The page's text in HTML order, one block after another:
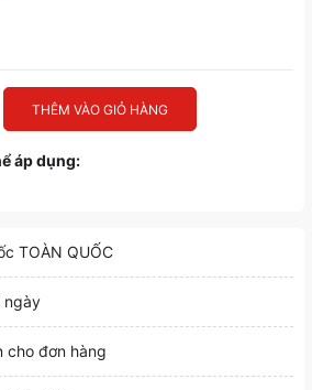
THÊM VÀO GIỎ HÀNG
áp dụng:
TOÀN QUỐC
ngày
cho đơn hàng